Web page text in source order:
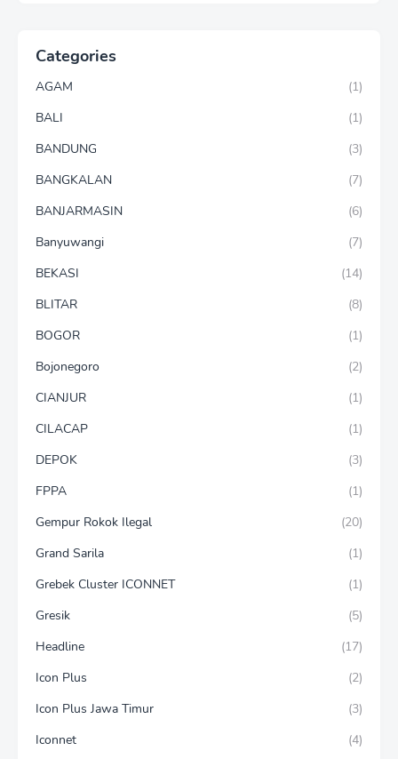
Categories
AGAM
(1)
BALI
(1)
BANDUNG
(3)
BANGKALAN
(7)
BANJARMASIN
(6)
Banyuwangi
(7)
BEKASI
(14)
BLITAR
(8)
BOGOR
(1)
Bojonegoro
(2)
CIANJUR
(1)
CILACAP
(1)
DEPOK
(3)
FPPA
(1)
Gempur Rokok Ilegal
(20)
Grand Sarila
(1)
Grebek Cluster ICONNET
(1)
Gresik
(5)
Headline
(17)
Icon Plus
(2)
Icon Plus Jawa Timur
(3)
Iconnet
(4)